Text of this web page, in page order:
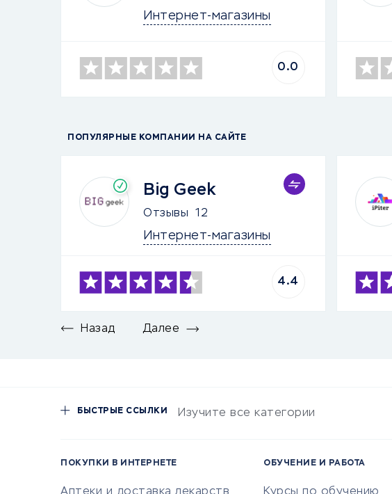
Интернет-магазины
0.0
ПОПУЛЯРНЫЕ КОМПАНИИ НА САЙТЕ
Big Geek
Отзывы 12
Интернет-магазины
4.4
Назад Далее
БЫСТРЫЕ ССЫЛКИ Изучите все категории
ПОКУПКИ В ИНТЕРНЕТЕ ОБУЧЕНИЕ И РАБОТА